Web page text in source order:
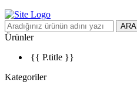
ARA
Ürünler
{{ P.title }}
Kategoriler